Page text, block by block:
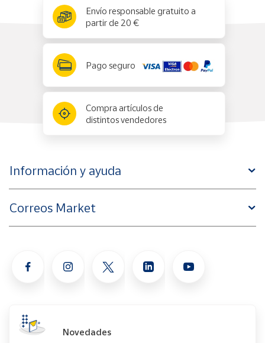
Envío responsable gratuito a
partir de 20 €
Pago seguro
Compra artículos de
distintos vendedores
Información y ayuda
Correos Market
Novedades